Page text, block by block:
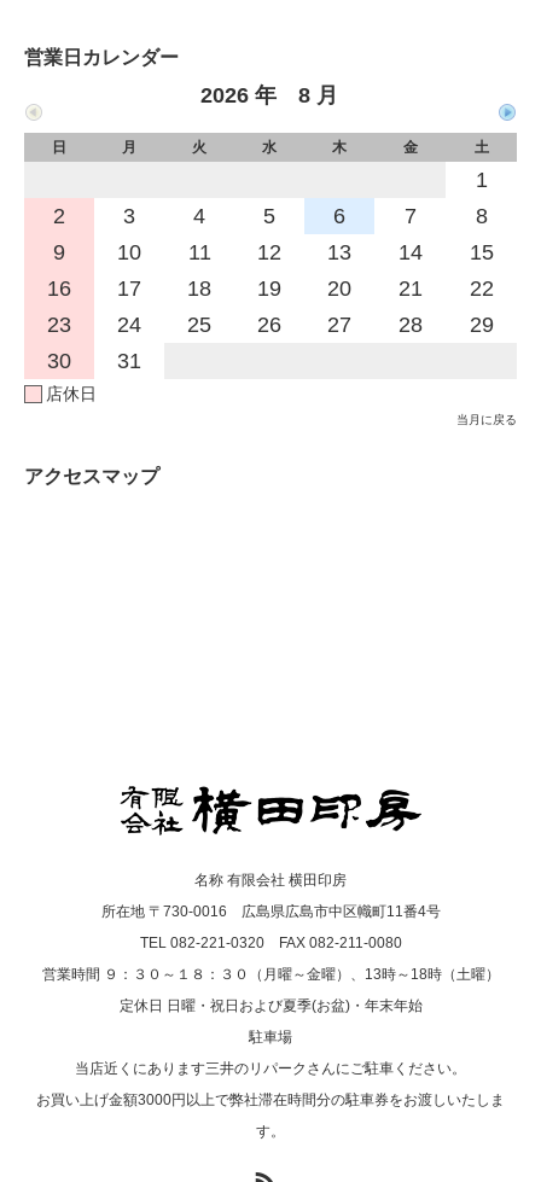
営業日カレンダー
2026 年 8 月
日 月 火 水 木 金 土
1
2
3 4 5 6 7
8
9
10 11 12 13 14
15
16
17 18 19 20 21
22
23
24 25 26 27 28
29
30
31
店休日
当月に戻る
アクセスマップ
名称 有限会社 横田印房
所在地 〒730-0016 広島県広島市中区幟町11番4号
TEL 082-221-0320 FAX 082-211-0080
営業時間 ９：３０～１８：３０（月曜～金曜）、13時～18時（土曜）
定休日 日曜・祝日および夏季(お盆)・年末年始
駐車場
当店近くにあります三井のリパークさんにご駐車ください。
お買い上げ金額3000円以上で弊社滞在時間分の駐車券をお渡しいたしま
す。